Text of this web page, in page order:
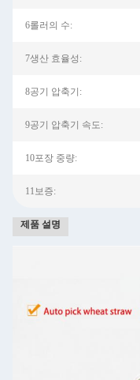
6롤러의 수:
7생산 효율성:
8공기 압축기:
9공기 압축기 속도:
10포장 중량:
11보증:
제품 설명